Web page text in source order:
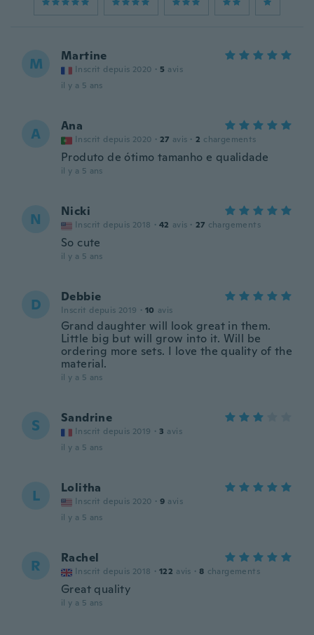
M Martine
Inscrit depuis 2020 · 5 avis
il y a 5 ans
A Ana
Inscrit depuis 2020 · 27 avis · 2 chargements
Produto de ótimo tamanho e qualidade
il y a 5 ans
N Nicki
Inscrit depuis 2018 · 42 avis · 27 chargements
So cute
il y a 5 ans
D Debbie
Inscrit depuis 2019 · 10 avis
Grand daughter will look great in them.
Little big but will grow into it. Will be
ordering more sets. I love the quality of the
material.
il y a 5 ans
S Sandrine
Inscrit depuis 2019 · 3 avis
il y a 5 ans
L Lolitha
Inscrit depuis 2020 · 9 avis
il y a 5 ans
R Rachel
Inscrit depuis 2018 · 122 avis · 8 chargements
Great quality
il y a 5 ans